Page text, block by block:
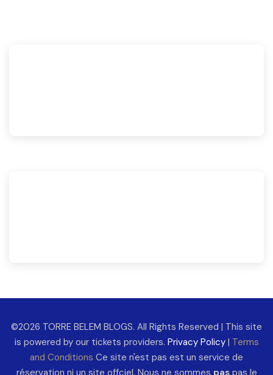
©2026 TORRE BELEM BLOGS. All Rights Reserved | This site
is powered by our tickets providers. Privacy Policy| Terms
and Conditions Ce site n'est pas est un service de
réservation ni un site offciel. Nous ne sommes paspas le